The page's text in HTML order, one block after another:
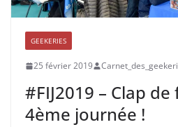
GEEKERIES
25 février 2019
#FIJ2019 – Clap
4ème journée !